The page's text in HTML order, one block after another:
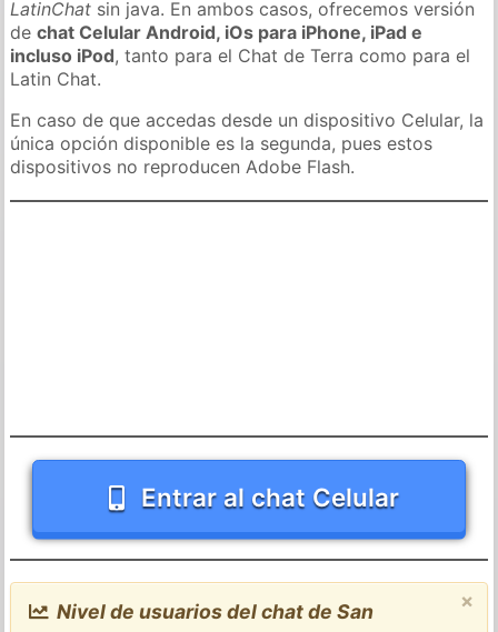
LatinChat sin java. En ambos casos, ofrecemos versión
dechat Celular Android, iOs para iPhone, iPad e
incluso iPod, tanto para el Chat de Terra como para el
Latin Chat.
En caso de que accedas desde un dispositivo Celular, la
única opción disponible es la segunda, pues estos
dispositivos no reproducen Adobe Flash.
Entrar al chat Celular
×
Nivel de usuarios del chat de San